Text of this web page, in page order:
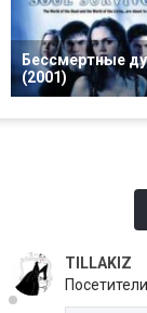
Бессмертные
(2001)
TILLAKIZ
Посетители